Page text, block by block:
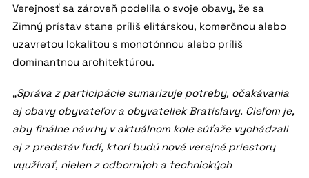
Verejnosť sa zároveň podelila o svoje obavy, že sa
Zimný prístav stane príliš elitárskou, komerčnou alebo
uzavretou lokalitou s monotónnou alebo príliš
dominantnou architektúrou.
„Správa z participácie sumarizuje potreby, očakávania
aj obavy obyvateľov a obyvateliek Bratislavy. Cieľom je,
aby finálne návrhy v aktuálnom kole súťaže vychádzali
aj z predstáv ľudí, ktorí budú nové verejné priestory
využívať, nielen z odborných a technických